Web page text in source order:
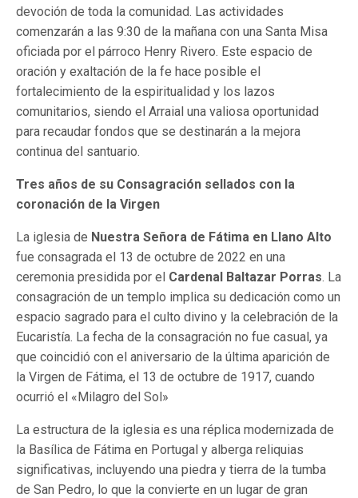
devoción de toda la comunidad. Las actividades
comenzarán a las 9:30 de la mañana con una Santa Misa
oficiada por el párroco Henry Rivero. Este espacio de
oración y exaltación de la fe hace posible el
fortalecimiento de la espiritualidad y los lazos
comunitarios, siendo el Arraial una valiosa oportunidad
para recaudar fondos que se destinarán a la mejora
continua del santuario.
Tres años de su Consagración sellados con la
coronación de la Virgen
La iglesia de Nuestra Señora de Fátima en Llano Alto
fue consagrada el 13 de octubre de 2022 en una
ceremonia presidida por el Cardenal Baltazar Porras. La
consagración de un templo implica su dedicación como un
espacio sagrado para el culto divino y la celebración de la
Eucaristía. La fecha de la consagración no fue casual, ya
que coincidió con el aniversario de la última aparición de
la Virgen de Fátima, el 13 de octubre de 1917, cuando
ocurrió el «Milagro del Sol»
La estructura de la iglesia es una réplica modernizada de
la Basílica de Fátima en Portugal y alberga reliquias
significativas, incluyendo una piedra y tierra de la tumba
de San Pedro, lo que la convierte en un lugar de gran